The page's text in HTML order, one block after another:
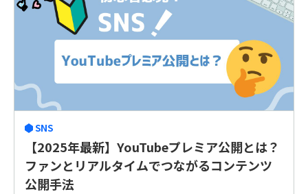
SNS
【2025年最新】YouTubeプレミア公開とは？
ファンとリアルタイムでつながるコンテンツ
公開手法